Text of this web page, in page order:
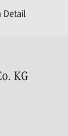
Detail
KG